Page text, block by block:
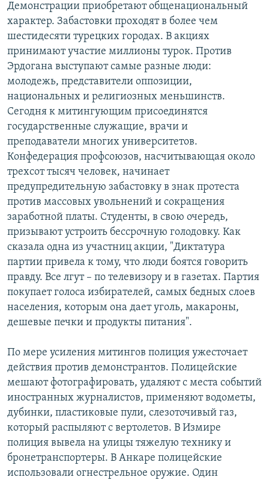
Демонстрации приобретают общенациональный
характер. Забастовки проходят в более чем
шестидесяти турецких городах. В акциях
принимают участие миллионы турок. Против
Эрдогана выступают самые разные люди:
молодежь, представители оппозиции,
национальных и религиозных меньшинств.
Сегодня к митингующим присоединятся
государственные служащие, врачи и
преподаватели многих университетов.
Конфедерация профсоюзов, насчитывающая около
трехсот тысяч человек, начинает
предупредительную забастовку в знак протеста
против массовых увольнений и сокращения
заработной платы. Студенты, в свою очередь,
призывают устроить бессрочную голодовку. Как
сказала одна из участниц акции, "Диктатура
партии привела к тому, что люди боятся говорить
правду. Все лгут – по телевизору и в газетах. Партия
покупает голоса избирателей, самых бедных слоев
населения, которым она дает уголь, макароны,
дешевые печки и продукты питания".
По мере усиления митингов полиция ужесточает
действия против демонстрантов. Полицейские
мешают фотографировать, удаляют с места событий
иностранных журналистов, применяют водометы,
дубинки, пластиковые пули, слезоточивый газ,
который распыляют с вертолетов. В Измире
полиция вывела на улицы тяжелую технику и
бронетранспортеры. В Анкаре полицейские
использовали огнестрельное оружие. Один